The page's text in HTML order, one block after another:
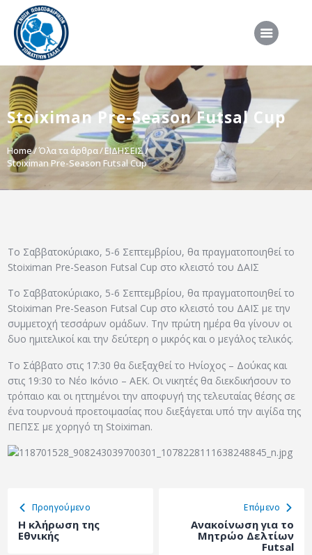
Stoiximan Pre-Season Futsal Cup
Home Όλα τα άρθρα ΕΙΔΗΣΕΙΣ
Stoiximan Pre-Season Futsal Cup
ΑΡΧΙΚΗ
ΕΠΣΣ
ΔΙΟΡΓΑΝΩΣΕΙΣ
ΠΡΟΕΘΝΙΚΕΣ ΟΜΑΔΕΣ
ΔΙΑΙΤΗΣΙΑ
ΣΥΝΕΝΤΕΥΞΕΙΣ
VIDEO
ΧΡΗΣΙΜΑ
ΑΡΧΕΙΟ
ΕΠΙΚΟΙΝΩΝΙΑ
To Σαββατοκύριακο, 5-6 Σεπτεμβρίου, θα πραγματοποιηθεί το
Stoiximan Pre-Season Futsal Cup στο κλειστό του ΔΑΪΣ
To Σαββατοκύριακο, 5-6 Σεπτεμβρίου, θα πραγματοποιηθεί το
Stoiximan Pre-Season Futsal Cup στο κλειστό του ΔΑΪΣ με την
συμμετοχή τεσσάρων ομάδων. Την πρώτη ημέρα θα γίνουν οι
δυο ημιτελικοί και την δεύτερη ο μικρός και ο μεγάλος τελικός.
Το Σάββατο στις 17:30 θα διεξαχθεί το Ηνίοχος – Δούκας και
στις 19:30 το Νέο Ικόνιο – ΑΕΚ. Οι νικητές θα διεκδικήσουν το
τρόπαιο και οι ηττημένοι την αποφυγή της τελευταίας θέσης σε
ένα τουρνουά προετοιμασίας που διεξάγεται υπό την αιγίδα της
ΠΕΠΣΣ με χορηγό τη Stoiximan.
Προηγούμενο
Η κλήρωση της
Εθνικής
Eπόμενο
Ανακοίνωση για το
Μητρώο Δελτίων
Futsal